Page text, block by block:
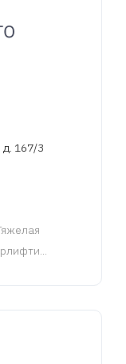
д. 167/3